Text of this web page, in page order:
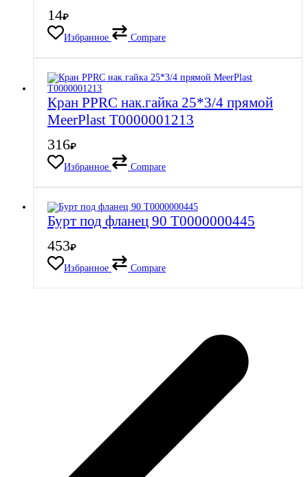
14₽
Избранное
Compare
Кран PPRC нак.гайка 25*3/4 прямой
MeerPlast Т0000001213
316₽
Избранное
Compare
Бурт под фланец 90 Т0000000445
453₽
Избранное
Compare